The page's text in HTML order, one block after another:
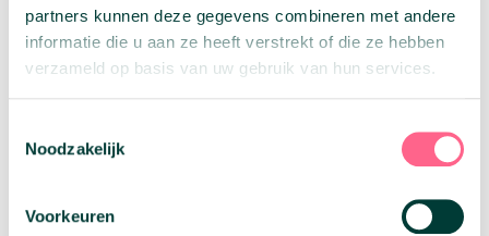
partners kunnen deze gegevens combineren met andere
informatie die u aan ze heeft verstrekt of die ze hebben
verzameld op basis van uw gebruik van hun services.
Noodzakelijk
Voorkeuren
Verder bepaal je ook zelf hoeveel uitkering je zou
krijgen, hierbij geldt ook hoe hoger de uitkering die je
wilt ontvangen, hoe hoger de premie is. De looptijd
van de arbeidsongeschiktheidsverzekering bepaal je
voor de AOV moet de eindleeftijd wel tussen de 50 en
omdat je een te groot risico bent.